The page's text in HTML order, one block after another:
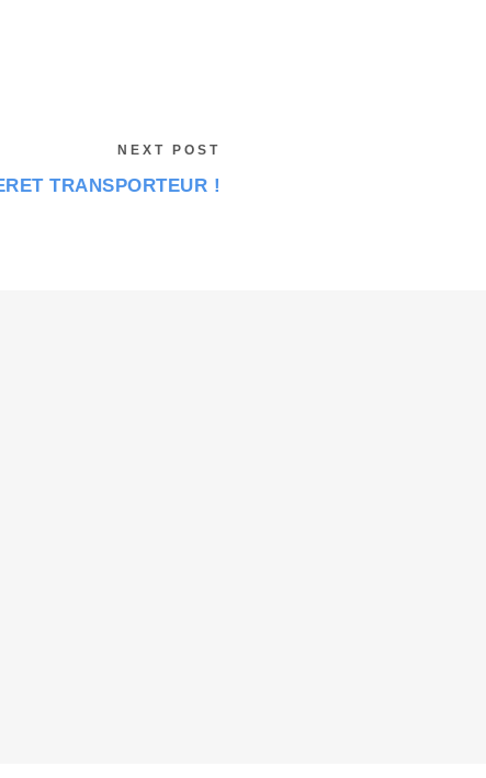
NEXT POST
TRANSPORTEUR !